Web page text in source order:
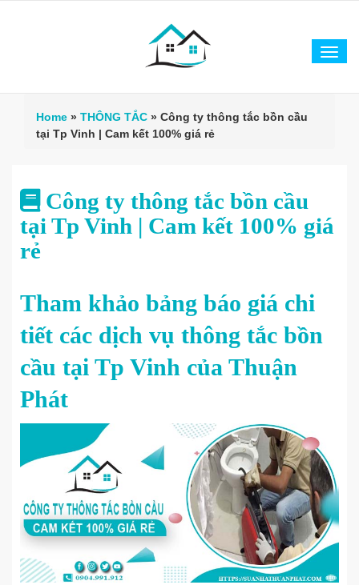
Home » THÔNG TẮC » Công ty thông tắc bồn cầu
tại Tp Vinh | Cam kết 100% giá rẻ
Công ty thông tắc bồn cầu
tại Tp Vinh | Cam kết 100% giá
rẻ
Tham khảo bảng báo giá chi
tiết các dịch vụ thông tắc bồn
cầu tại Tp Vinh của Thuận
Phát